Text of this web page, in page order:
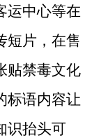
运中心等在
短片，在售
贴禁毒文化
标语内容让
识抬头可